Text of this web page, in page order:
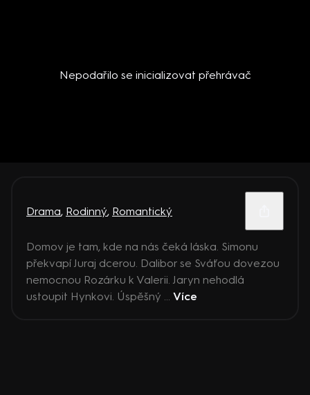
Nepodařilo se inicializovat přehrávač
Drama, Rodinný, Romantický
Domov je tam, kde na nás čeká láska. Simonu
překvapí Juraj dcerou. Dalibor se Sváťou dovezou
nemocnou Rozárku k Valerii. Jaryn nehodlá
ustoupit Hynkovi. Úspěšný ... Více